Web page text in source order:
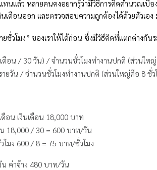
นแล้ว หลายคนคงอยากรู้ว่ามีวิธีการคิดคำนวณเบื้อง
เดือนออก และตรวจสอบความถูกต้องได้ด้วยตัวเอง
ชั่วโมง” ของเราให้ได้ก่อน ซึ่งมีวิธีคิดที่แตกต่างกัน
เดือน / 30 วัน) / จำนวนชั่วโมงทำงานปกติ (ส่วนให
ายวัน / จำนวนชั่วโมงทำงานปกติ (ส่วนใหญ่คือ 8 ชั่ว
ดือน เงินเดือน 18,000 บาท
น 18,000 / 30 = 600 บาท/วัน
โมง 600 / 8 = 75 บาท/ชั่วโมง
น ค่าจ้าง 480 บาท/วัน